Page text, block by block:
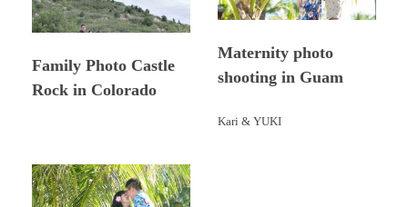
Family Photo Castle
Rock in Colorado
Maternity photo
shooting in Guam
Kari & YUKI